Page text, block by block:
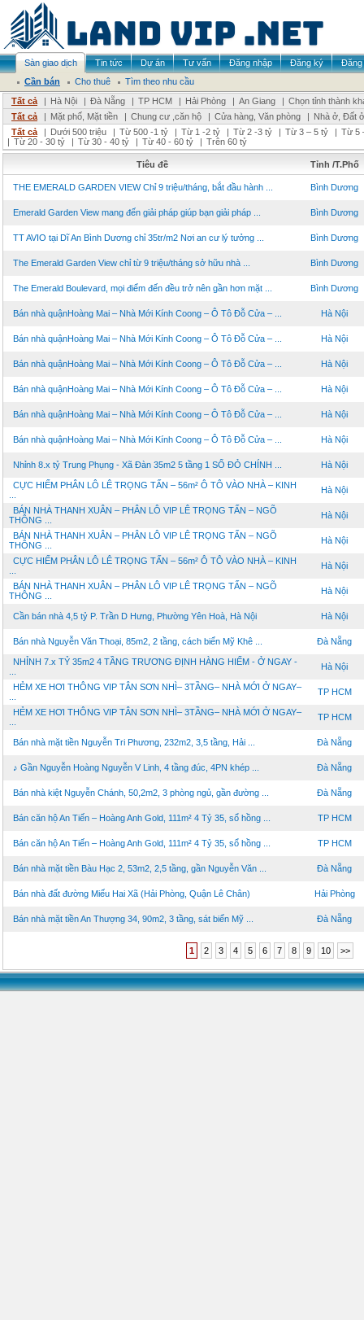
Sàn giao dịch Tin tức Dự án Tư vấn Đăng nhập Đăng ký
Đăng
Cần bán
Cho thuê
Tìm theo nhu cầu
Tất cả
| Hà Nội | Đà Nẵng | TP HCM | Hải Phòng | An Giang | Chọn tỉnh thành
Tất cả
| Mặt phố, Mặt tiền | Chung cư ,căn hộ | Cửa hàng, Văn phòng | Nhà ở, Đất ở
Tất cả
| Dưới 500 triệu | Từ 500 -1 tỷ | Từ 1 -2 tỷ | Từ 2 -3 tỷ | Từ 3 – 5 tỷ | Từ 5
| Từ 20 - 30 tỷ | Từ 30 - 40 tỷ | Từ 40 - 60 tỷ | Trên 60 tỷ
Tiêu đề Tỉnh /T.Phố
THE EMERALD GARDEN VIEW Chỉ 9 triệu/tháng, bắt đầu hành ... Bình Dương
Emerald Garden View mang đến giải pháp giúp bạn giải pháp ... Bình Dương
TT AVIO tại Dĩ An Bình Dương chỉ 35tr/m2 Nơi an cư lý tưởng ... Bình Dương
The Emerald Garden View chỉ từ 9 triệu/tháng sở hữu nhà ... Bình Dương
The Emerald Boulevard, mọi điểm đến đều trở nên gần hơn mặt ... Bình Dương
Bán nhà quậnHoàng Mai – Nhà Mới Kính Coong – Ô Tô Đỗ Cửa – ... Hà Nội
Bán nhà quậnHoàng Mai – Nhà Mới Kính Coong – Ô Tô Đỗ Cửa – ... Hà Nội
Bán nhà quậnHoàng Mai – Nhà Mới Kính Coong – Ô Tô Đỗ Cửa – ... Hà Nội
Bán nhà quậnHoàng Mai – Nhà Mới Kính Coong – Ô Tô Đỗ Cửa – ... Hà Nội
Bán nhà quậnHoàng Mai – Nhà Mới Kính Coong – Ô Tô Đỗ Cửa – ... Hà Nội
Bán nhà quậnHoàng Mai – Nhà Mới Kính Coong – Ô Tô Đỗ Cửa – ... Hà Nội
Nhỉnh 8.x tỷ Trung Phụng - Xã Đàn 35m2 5 tầng 1 SỔ ĐỎ CHÍNH ... Hà Nội
CỰC HIẾM PHÂN LÔ LÊ TRỌNG TẤN – 56m² Ô TÔ VÀO NHÀ – KINH
Hà Nội
BÁN NHÀ THANH XUÂN – PHÂN LÔ VIP LÊ TRỌNG TẤN – NGÕ
THÔNG ...
Hà Nội
BÁN NHÀ THANH XUÂN – PHÂN LÔ VIP LÊ TRỌNG TẤN – NGÕ
THÔNG ...
Hà Nội
CỰC HIẾM PHÂN LÔ LÊ TRỌNG TẤN – 56m² Ô TÔ VÀO NHÀ – KINH
Hà Nội
BÁN NHÀ THANH XUÂN – PHÂN LÔ VIP LÊ TRỌNG TẤN – NGÕ
THÔNG ...
Hà Nội
Cần bán nhà 4,5 tỷ P. Trần D Hưng, Phường Yên Hoà, Hà Nội Hà Nội
Bán nhà Nguyễn Văn Thoại, 85m2, 2 tầng, cách biển Mỹ Khê ... Đà Nẵng
NHỈNH 7.x TỶ 35m2 4 TẦNG TRƯƠNG ĐỊNH HÀNG HIẾM - Ở NGAY -
Hà Nội
HẺM XE HƠI THÔNG VIP TÂN SƠN NHÌ– 3TẦNG– NHÀ MỚI Ở NGAY–
TP HCM
HẺM XE HƠI THÔNG VIP TÂN SƠN NHÌ– 3TẦNG– NHÀ MỚI Ở NGAY–
TP HCM
Bán nhà mặt tiền Nguyễn Tri Phương, 232m2, 3,5 tầng, Hải ... Đà Nẵng
♪ Gần Nguyễn Hoàng Nguyễn V Linh, 4 tầng đúc, 4PN khép ... Đà Nẵng
Bán nhà kiệt Nguyễn Chánh, 50,2m2, 3 phòng ngủ, gần đường ... Đà Nẵng
Bán căn hộ An Tiến – Hoàng Anh Gold, 111m² 4 Tỷ 35, sổ hồng ... TP HCM
Bán căn hộ An Tiến – Hoàng Anh Gold, 111m² 4 Tỷ 35, sổ hồng ... TP HCM
Bán nhà mặt tiền Bàu Hạc 2, 53m2, 2,5 tầng, gần Nguyễn Văn ... Đà Nẵng
Bán nhà đất đường Miếu Hai Xã (Hải Phòng, Quận Lê Chân) Hải Phòng
Bán nhà mặt tiền An Thượng 34, 90m2, 3 tầng, sát biển Mỹ ... Đà Nẵng
1 2 3 4 5 6 7 8 9 10 >>